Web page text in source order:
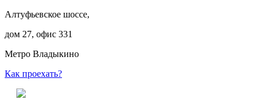
Алтуфьевское шоссе,
дом 27, офис 331
Метро Владыкино
Как проехать?